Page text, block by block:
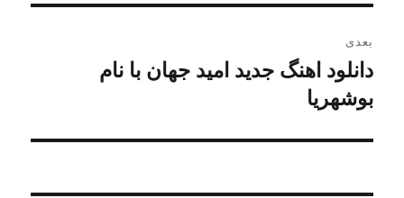
بعدی
نوشته
بعدی:
دانلود اهنگ جدید امید جهان با نام
بوشهریا